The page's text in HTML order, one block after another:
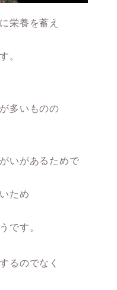
栄養を蓄え
。
多いものの
いがあるためで
ため
です。
るのでなく